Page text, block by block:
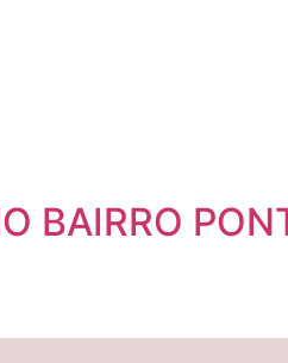
BAIRRO